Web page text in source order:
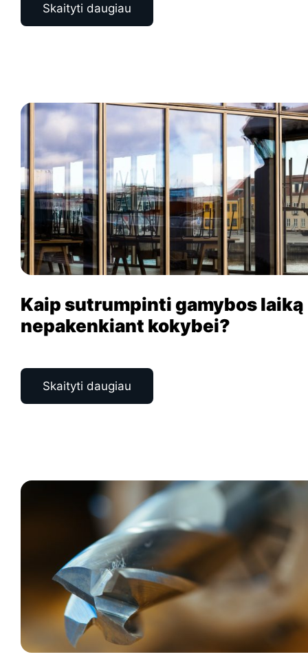
Skaityti daugiau
Kaip sutrumpinti gamybos laiką
nepakenkiant kokybei?
Skaityti daugiau